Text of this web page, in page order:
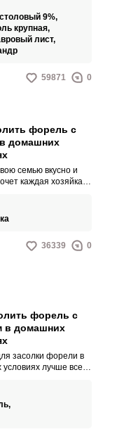
с луком и
маслом может
вашего стола.
9%,
крупная,
лист,
59871 0
форель с
домашних
семью вкусно и
каждая хозяйка.
36339 0
форель с
в домашних
засолки форели в
лучше всего
засаливания она не